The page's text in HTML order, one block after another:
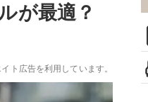
が最適？
ト広告を利用しています。